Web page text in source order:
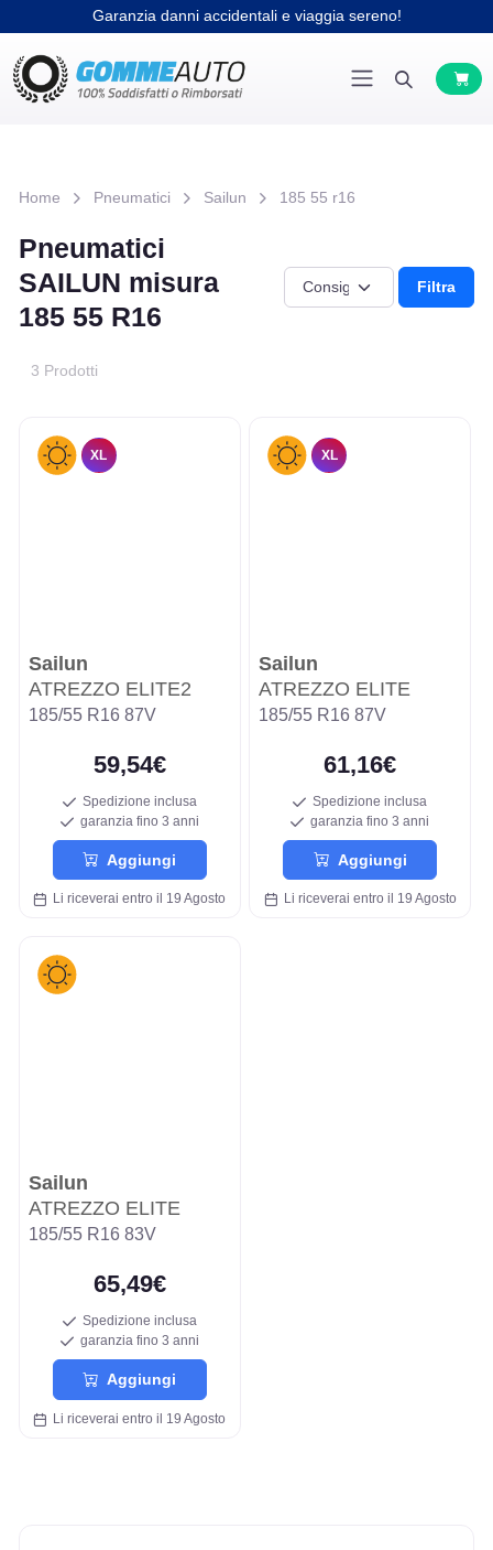
Garanzia danni accidentali e viaggia sereno!
Home Pneumatici Sailun 185 55 r16
Pneumatici
SAILUN misura
185 55 R16
Filtra
3 Prodotti
XL
Sailun
ATREZZO ELITE2
185/55 R16 87V
59,54€
Spedizione inclusa
garanzia fino 3 anni
Aggiungi
Li riceverai entro il 19 Agosto
XL
Sailun
ATREZZO ELITE
185/55 R16 87V
61,16€
Spedizione inclusa
garanzia fino 3 anni
Aggiungi
Li riceverai entro il 19 Agosto
Sailun
ATREZZO ELITE
185/55 R16 83V
65,49€
Spedizione inclusa
garanzia fino 3 anni
Aggiungi
Li riceverai entro il 19 Agosto